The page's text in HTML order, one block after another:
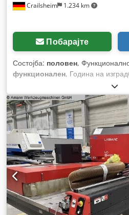
Crailsheim 1.234 km
Побарајте
Состојба: половен,
функционален, Година на
, тип на управување:
автоматизација:автоматски, тип
електричен, произведувач на
ласер:CO₂ ласер, произведувач
FANUC, моќност на ласерот:
дебелина на челичен лим:10 мм
лим од не'рѓосувачки челик:
алуминиев лист:
8 мм, тип на
Ознака CE, безбедносна
документација / прирачник,
извлекување на чад, ладилна